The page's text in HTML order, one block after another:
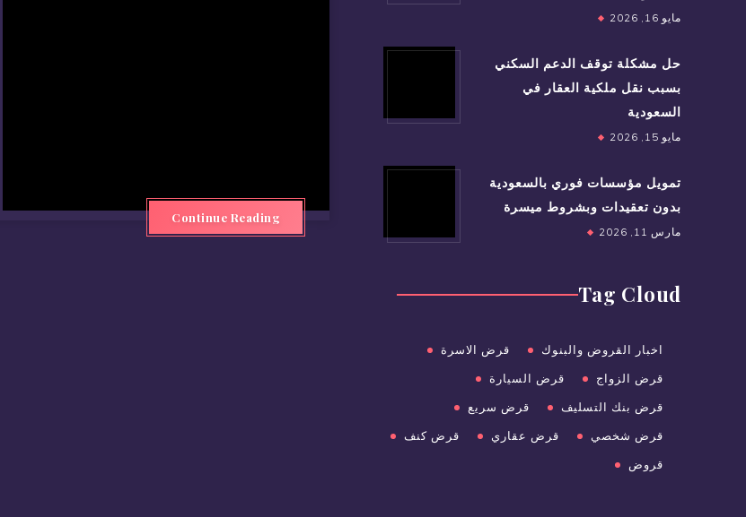
Continue Reading
مايو 16, 2026
حل مشكلة توقف الدعم السكني
بسبب نقل ملكية العقار في
السعودية
مايو 15, 2026
تمويل مؤسسات فوري بالسعودية
بدون تعقيدات وبشروط ميسرة
مارس 11, 2026
Tag Cloud
اخبار القروض والبنوك
قرض الاسرة
قرض الزواج
قرض السيارة
قرض بنك التسليف
قرض سريع
قرض شخصي
قرض عقاري
قرض كنف
قروض